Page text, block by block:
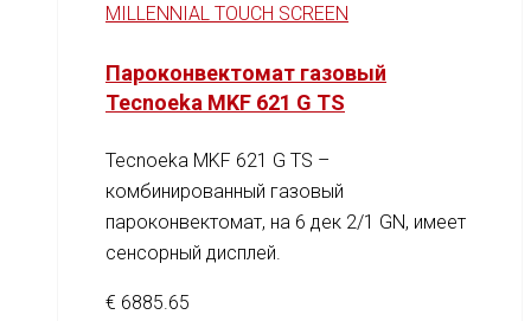
MILLENNIAL TOUCH SCREEN
Пароконвектомат газовый
Tecnoeka MKF 621 G TS
Tecnoeka MKF 621 G TS –
комбинированный газовый
пароконвектомат, на 6 дек 2/1 GN, имеет
сенсорный дисплей.
€ 6885.65